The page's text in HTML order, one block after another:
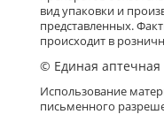
вид упаковки и
представленных.
происходит в
© Единая аптечная
Использование
письменного